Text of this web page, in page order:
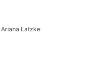
Ariana Latzke